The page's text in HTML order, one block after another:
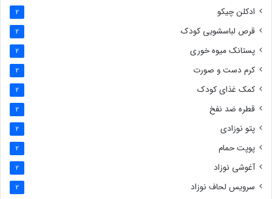
ادکلن چیکو 2
قرص لباسشویی کودک 2
پستانک میوه خوری 2
کرم دست و صورت 2
کمک غذای کودک 2
قطره ضد نفخ 2
پتو نوزادی 2
پوپت حمام 2
آغوشی نوزاد 2
سرویس لحاف نوزاد 2